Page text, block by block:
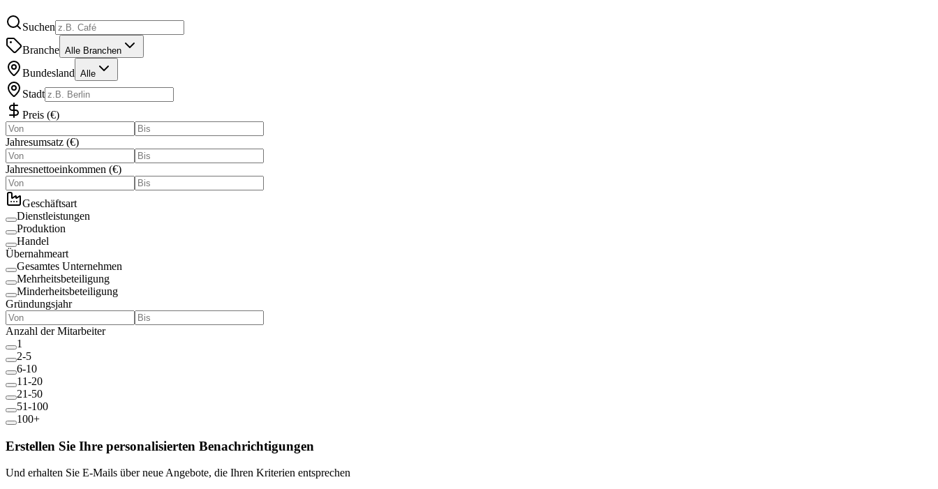
Suchen
Branche Alle Branchen
Bundesland Alle
Stadt
Preis (€)
Jahresumsatz (€)
Jahresnettoeinkommen (€)
Geschäftsart
Dienstleistungen
Produktion
Handel
Übernahmeart
Gesamtes Unternehmen
Mehrheitsbeteiligung
Minderheitsbeteiligung
Gründungsjahr
Anzahl der Mitarbeiter
1
2-5
6-10
11-20
21-50
51-100
100+
Erstellen Sie Ihre personalisierten Benachrichtigungen
Und erhalten Sie E-Mails über neue Angebote, die Ihren Kriterien entsprechen